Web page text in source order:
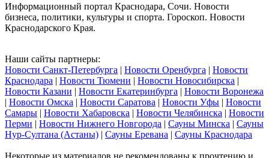
Информационный портал Краснодара, Сочи. Новости
бизнеса, политики, культуры и спорта. Гороскоп. Новости
Краснодарского Края.
Наши сайты партнеры:
Новости Санкт-Петербурга | Новости Оренбурга | Новости
Краснодара | Новости Тюмени | Новости Новосибирска |
Новости Казани | Новости Екатеринбурга | Новости Воронежа
| Новости Омска | Новости Саратова | Новости Уфы | Новости
Самары | Новости Хабаровска | Новости Челябинска | Новости
Перми | Новости Нижнего Новгорода | Сауны Минска | Сауны
Нур-Султана (Астаны) | Сауны Еревана | Сауны Краснодара
Некоторые из материалов не рекомендованы к прочтению и